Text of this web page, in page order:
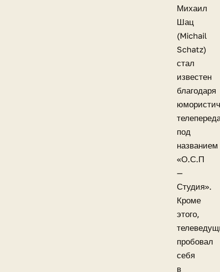
Михаил
Шац
(Michail
Schatz)
стал
известен
благодаря
под
названием
«О.С.П
—
Студия».
Кроме
этого,
пробовал
себя
в